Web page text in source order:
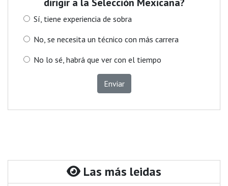
Sí, tiene experiencia de sobra
No, se necesita un técnico con más carrera
No lo sé, habrá que ver con el tiempo
Enviar
Las más leidas